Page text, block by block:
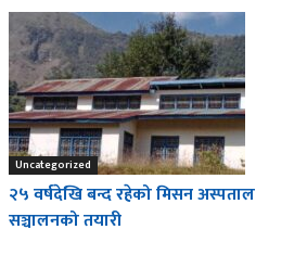
Uncategorized
२५ वर्षदेखि बन्द रहेको मिसन अस्पताल
सञ्चालनको तयारी